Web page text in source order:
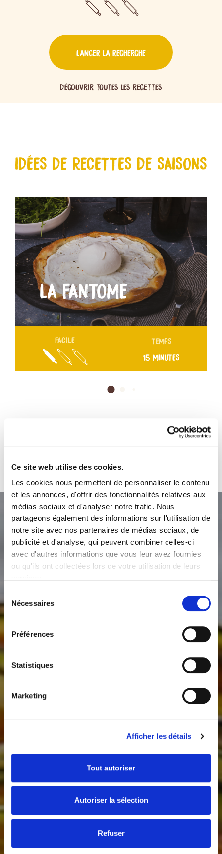
Ce site web utilise des cookies.
Les cookies nous permettent de personnaliser le contenu
et les annonces, d'offrir des fonctionnalités relatives aux
médias sociaux et d'analyser notre trafic. Nous
partageons également des informations sur l'utilisation de
notre site avec nos partenaires de médias sociaux, de
publicité et d'analyse, qui peuvent combiner celles-ci
avec d'autres informations que vous leur avez fournies
ou qu'ils ont collectées lors de votre utilisation de leurs
du
consentement
Nécessaires
Préférences
Statistiques
Marketing
Afficher les détails
Tout autoriser
Autoriser la sélection
Refuser
Lancer la recherche
Découvrir toutes les recettes
IDÉES DE RECETTES DE SAISONS
LA FANTOME
FACILE TEMPS
15 MINUTES